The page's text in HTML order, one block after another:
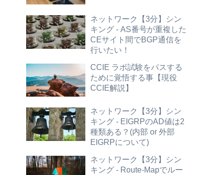
ネットワーク【3分】シン
キング - AS番号が重複した
CEサイト間でBGP通信を
行いたい！
CCIE ラボ試験をパスする
ために覚悟する事【現役
CCIE解説】
ネットワーク【3分】シン
キング - EIGRPのAD値は2
種類ある？(内部 or 外部
EIGRPについて)
ネットワーク【3分】シン
キング - Route-Mapでルー